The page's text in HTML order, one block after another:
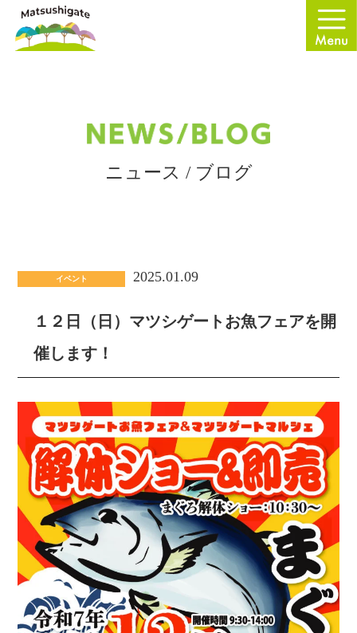
ニュース / ブログ
イベント 2025.01.09
１２日（日）マツシゲートお魚フェアを開
催します！